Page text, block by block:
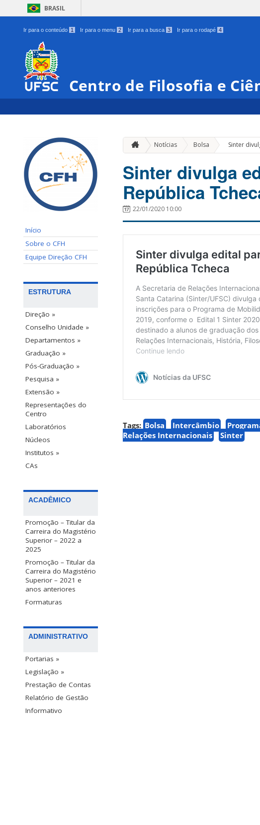
BRASIL
Ir para o conteúdo 1 Ir para o menu 2 Ir para a busca 3 Ir para o rodapé 4
Centro de Filosofia e
Início
Sobre o CFH
Equipe Direção CFH
ESTRUTURA
Direção »
Conselho Unidade »
Departamentos »
Graduação »
Pós-Graduação »
Pesquisa »
Extensão »
Representações do
Centro
Laboratórios
Núcleos
Institutos »
CAs
ACADÊMICO
Promoção – Titular da
Carreira do Magistério
Superior – 2022 a
2025
Promoção – Titular da
Carreira do Magistério
Superior – 2021 e
anos anteriores
Formaturas
ADMINISTRATIVO
Portarias »
Legislação »
Prestação de Contas
Relatório de Gestão
Informativo
Notícias Bolsa » Sinter
Sinter divulga
República
22/01/2020 10:00
Tags: Bolsa Intercâmbio
Relações Internacionais
Sinter